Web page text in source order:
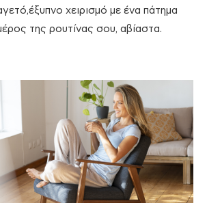
χειρισμό με ένα πάτημα
της ρουτίνας σου, αβίαστα.